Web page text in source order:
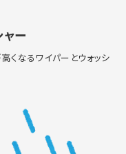
ー
なるワイパーとウォッシ